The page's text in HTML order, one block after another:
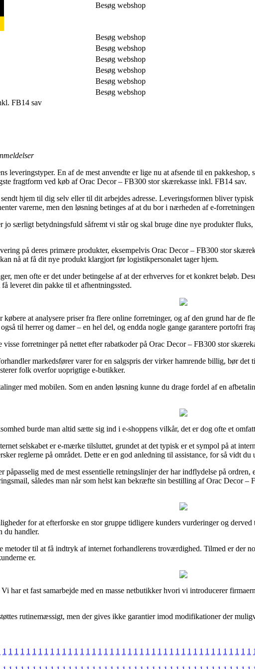
Besøg webshop
Besøg webshop
Besøg webshop
Besøg webshop
Besøg webshop
Besøg webshop
Besøg webshop
FB14 sav
leveringstyper. En af de mest anvendte er lige nu at afsende til en
fragtform ved køb af Orac Decor – FB300 stor skærekasse inkl. FB14 sav.
hjem til dig selv eller til dit arbejdes adresse. Leveringsformen bliver
varerne, men den løsning betinges af at du bor i nærheden af e-
særligt betydningsfuld såfremt vi står og skal bruge dine nye produkter fluks,
på deres primære produkter, eksempelvis Orac Decor – FB300 stor
nå at få dit nye produkt klargjort før logistikpersonalet tager hjem.
men ofte er det under betingelse af at der erhverves for et konkret beløb.
leveret din pakke til et afhentningssted.
at analysere priser fra flere online forretninger, og af den grund har de
til herrer og damer – en hel del, og endda nogle gange garantere portofri
forretninger på nettet efter rabatkoder på Orac Decor – FB300 stor
markedsfører varer for en salgspris der virker hamrende billig, bør
folk overfor uoprigtige e-butikker.
med mobilen. Som en anden løsning kunne du drage fordel af en
burde man altid sætte sig ind i e-shoppens vilkår, det er dog ofte et
selskabet er e-mærke tilsluttet, grundet at det typisk er et sympol på at
reglerne på området. Dette er en god anledning til assistance, for så vidt
med de mest essentielle retningslinjer der har indflydelse på
således man når som helst kan bekræfte sin bestilling af Orac Decor
for at efterforske en stor gruppe tidligere kunders vurderinger og
du handler.
til at få indtryk af internet forhandlerens troværdighed. Tilmed er der
er.
har et fast samarbejde med en masse netbutikker hvori vi introducerer
rutinemæssigt, men der gives ikke garantier imod modifikationer der
1 1 1 1 1 1 1 1 1 1 1 1 1 1 1 1 1 1 1 1 1 1 1 1 1 1 1 1 1 1 1 1 1 1 1 1 1 1 1 1 1 1 1